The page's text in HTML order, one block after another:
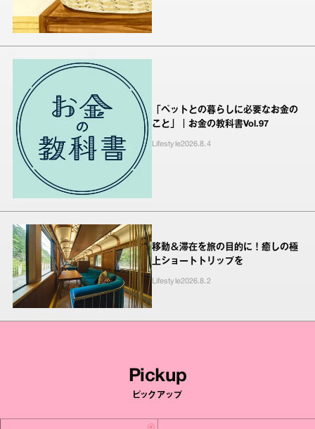
「ペットとの暮らしに必要なお金の
こと」｜お金の教科書Vol.97
Lifestyle2026.8.4
移動＆滞在を旅の目的に！癒しの極
上ショートトリップを
Lifestyle2026.8.2
Pickup
ピックアップ